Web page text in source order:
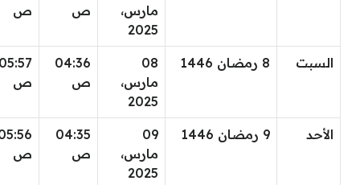
مارس،
2025
ص
ص
السبت 8 رمضان 1446
08
مارس،
2025
04:36
ص
ص
الأحد 9 رمضان 1446
09
مارس،
2025
04:35
ص
ص